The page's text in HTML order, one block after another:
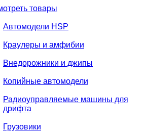
товары
Автомодели HSP
Краулеры и амфибии
Внедорожники и джипы
Копийные автомодели
Радиоуправляемые машины для
дрифта
Грузовики